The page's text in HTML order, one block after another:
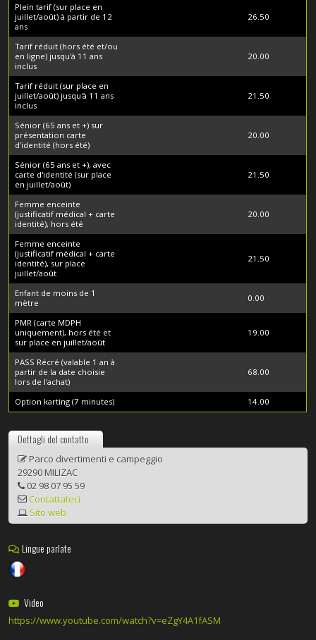
Plein tarif (sur place en
juillet/août) à partir de 12
ans
26.50
Tarif réduit (hors été et/ou
en ligne) jusqu'à 11 ans
inclus
20.00
Tarif réduit (sur place en
juillet/août) jusqu'à 11 ans
inclus
21.50
Sénior (65 ans et +) sur
présentation carte
d'identité (hors été)
20.00
Sénior (65 ans et +), avec
carte d'identité (sur place
en juillet/août)
21.50
Femme enceinte
(justificatif médical + carte
identité), hors été
20.00
Femme enceinte
(justificatif médical + carte
identité), sur place
juillet/août
21.50
Enfant de moins de 1
mètre
0.00
PMR (carte MDPH
uniquement), hors été et
sur place en juillet/août
19.00
PASS Récré (valable 1 an à
partir de la date choisie
lors de l'achat)
68.00
Option karting (7 minutes) 14.00
Dettagli del contatto
Parco divertimenti e campeggio
29290 MILIZAC
02 98 07 95 59
Contattateci
Sito web
Lingue parlate
Video
https://www.youtube.com/watch?v=eZgY4A1fASM